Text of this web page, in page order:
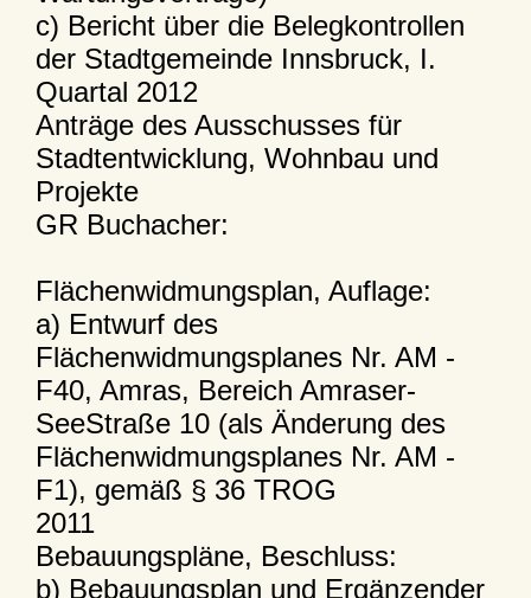
c) Bericht über die Belegkontrollen
der Stadtgemeinde Innsbruck, I.
Quartal 2012
Anträge des Ausschusses für
Stadtentwicklung, Wohnbau und
Projekte
GR Buchacher:
Flächenwidmungsplan, Auflage:
a) Entwurf des
Flächenwidmungsplanes Nr. AM -
F40, Amras, Bereich Amraser-
SeeStraße 10 (als Änderung des
Flächenwidmungsplanes Nr. AM -
F1), gemäß § 36 TROG
2011
Bebauungspläne, Beschluss:
b) Bebauungsplan und Ergänzender